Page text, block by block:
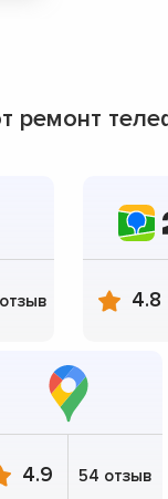
ремонт
4.8
4.9 54 отзыв